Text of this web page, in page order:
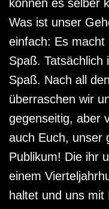
können es selber
Was ist unser
einfach: Es macht
Spaß. Tatsächlich
Spaß. Nach all
überraschen wir
gegenseitig, aber
auch Euch, unser
Publikum! Die ihr
einem
haltet und uns mit